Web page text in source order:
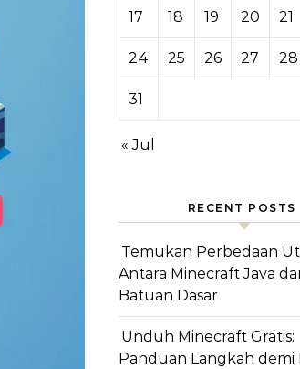
17 18 19 20 21
24 25 26 27 28
31
« Jul
RECENT POSTS
Temukan Perbedaan
Antara Minecraft Java
Batuan Dasar
Unduh Minecraft Gratis:
Panduan Langkah demi